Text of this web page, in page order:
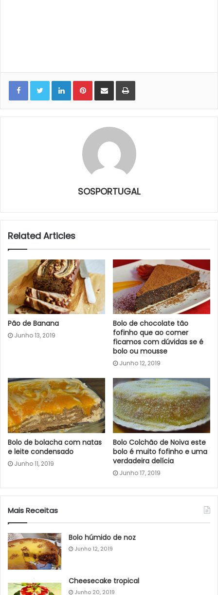
LinkedInPinterestShare via Email Print
SOSPORTUGAL
Related Articles
Pão de Banana
Junho 13, 2019
Bolo de chocolate tão
fofinho que ao comer
ficamos com dúvidas se é
bolo ou mousse
Junho 12, 2019
Bolo de bolacha com natas
e leite condensado
Junho 11, 2019
Bolo Colchão de Noiva este
bolo é muito fofinho e uma
verdadeira delícia
Junho 17, 2019
Mais Receitas
Bolo húmido de noz
Junho 12, 2019
Cheesecake tropical
Junho 20, 2019